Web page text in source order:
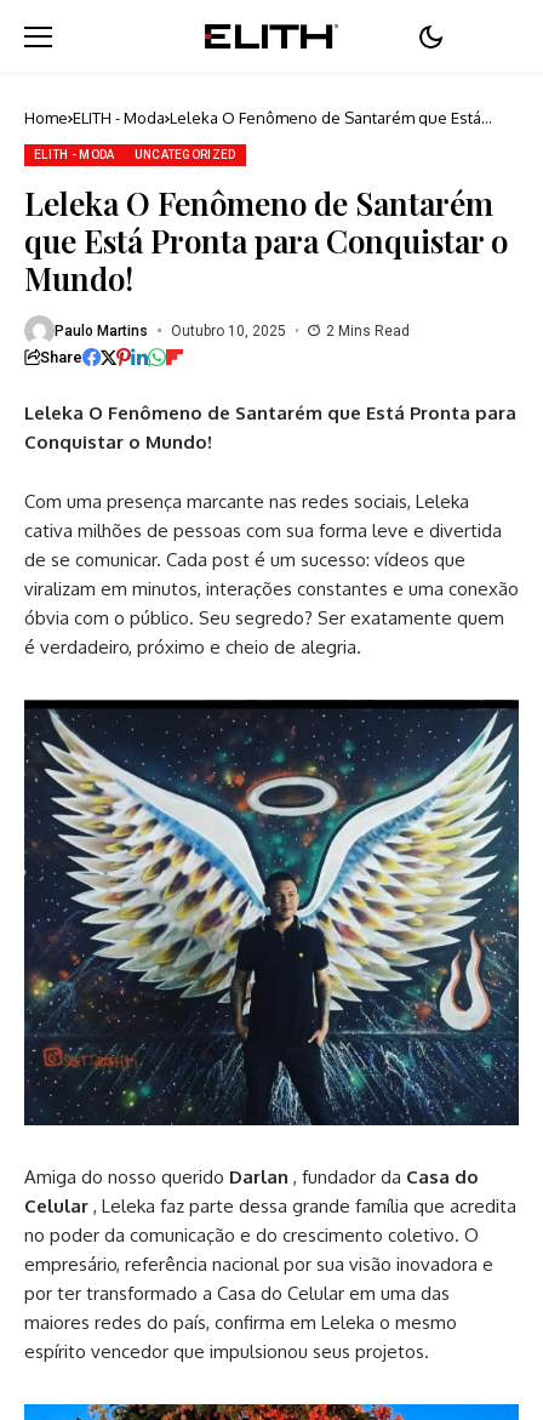
Home ELITH - Moda Leleka O Fenômeno de Santarém que Está
ELITH - MODA UNCATEGORIZED
Leleka O Fenômeno de Santarém
que Está Pronta para Conquistar o
Mundo!
Paulo Martins Outubro 10, 2025 2 Mins Read
Share
Leleka O Fenômeno de Santarém que Está Pronta para
Conquistar o Mundo!
Com uma presença marcante nas redes sociais, Leleka
cativa milhões de pessoas com sua forma leve e divertida
de se comunicar. Cada post é um sucesso: vídeos que
viralizam em minutos, interações constantes e uma conexão
óbvia com o público. Seu segredo? Ser exatamente quem
é verdadeiro, próximo e cheio de alegria.
Amiga do nosso querido Darlan , fundador da Casa do
Celular , Leleka faz parte dessa grande família que acredita
no poder da comunicação e do crescimento coletivo. O
empresário, referência nacional por sua visão inovadora e
por ter transformado a Casa do Celular em uma das
maiores redes do país, confirma em Leleka o mesmo
espírito vencedor que impulsionou seus projetos.